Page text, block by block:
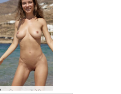
नतालिया एक सेंटोरिनी समुद्री देवी #18